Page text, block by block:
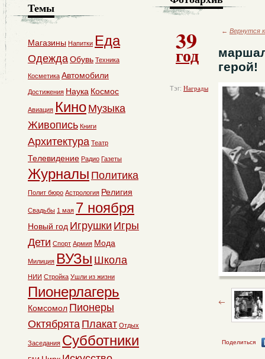
39
год
Тэг: Награды
← Вернутся
герой!
Поделиться
Темы
Магазины Напитки Еда
ОдеждаОбувь Техника
Косметика Автомобили
Достижения Наука Космос
Авиация Кино Музыка
Живопись Книги
Архитектура Театр
Телевидение Радио Газеты
Журналы Политика
Полит бюро Астрология Религия
Свадьбы 1 мая 7 ноября
Новый год Игрушки Игры
Дети Спорт Армия Мода
Милиция ВУЗы Школа
НИИ Стройка Ушли из жизни
Пионерлагерь
Комсомол Пионеры
Октябрята Плакат Отдых
Заседания Субботники